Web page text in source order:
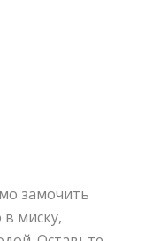
замочить
миску,